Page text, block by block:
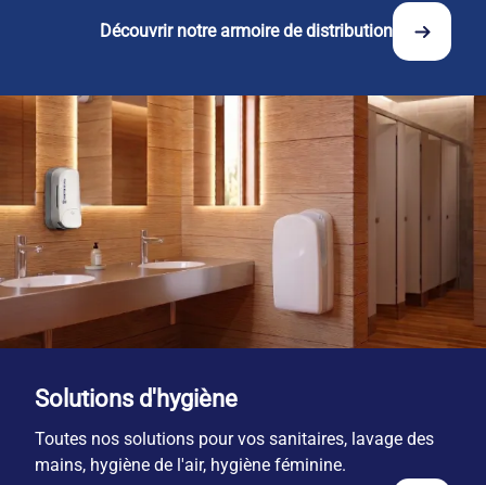
Découvrir notre armoire de distribution
Solutions d'hygiène
Toutes nos solutions pour vos sanitaires, lavage des
mains, hygiène de l'air, hygiène féminine.